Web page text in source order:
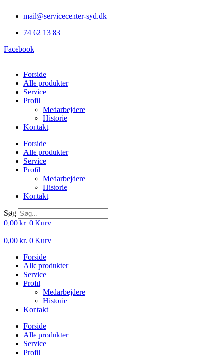
mail@servicecenter-syd.dk
74 62 13 83
Facebook
Forside
Alle produkter
Service
Profil
Medarbejdere
Historie
Kontakt
Forside
Alle produkter
Service
Profil
Medarbejdere
Historie
Kontakt
Søg
0,00 kr. 0 Kurv
0,00 kr. 0 Kurv
Forside
Alle produkter
Service
Profil
Medarbejdere
Historie
Kontakt
Forside
Alle produkter
Service
Profil